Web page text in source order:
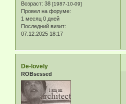
Возраст: 38 [1987-10-09]
Провел на форуме:
1 месяц 0 дней
Последний визит:
07.12.2025 18:17
De-lovely
ROBsessed